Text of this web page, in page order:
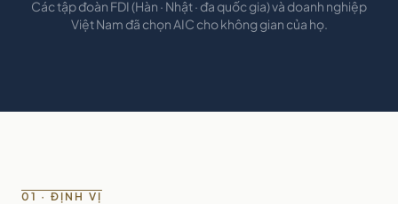
Các tập đoàn FDI (Hàn · Nhật · đa quốc gia) và doanh nghiệp
Việt Nam đã chọn AIC cho không gian của họ.
01 · ĐỊNH VỊ